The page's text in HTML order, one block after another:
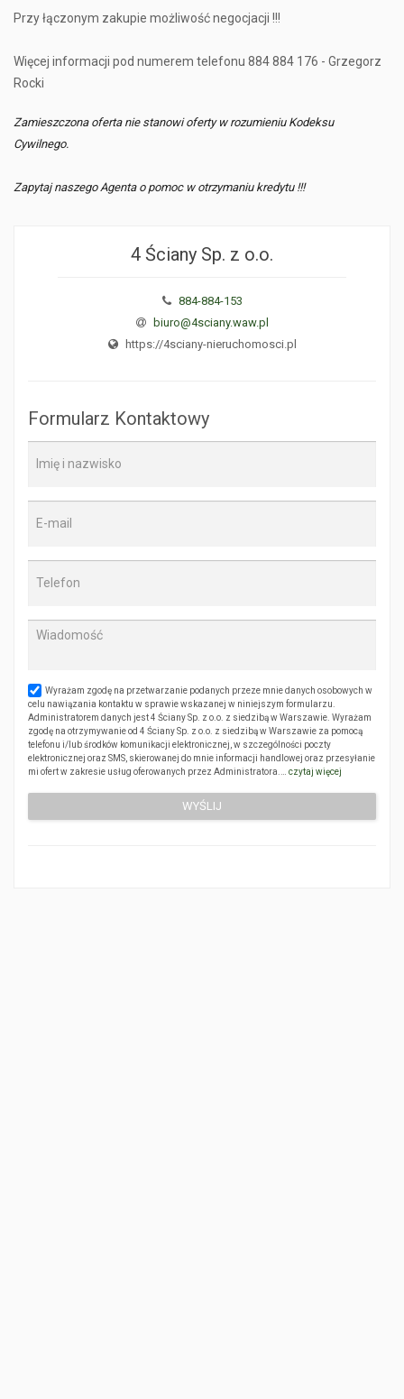
Przy łączonym zakupie możliwość negocjacji !!!
Więcej informacji pod numerem telefonu 884 884 176 - Grzegorz
Rocki
Zamieszczona oferta nie stanowi oferty w rozumieniu Kodeksu
Cywilnego.
Zapytaj naszego Agenta o pomoc w otrzymaniu kredytu !!!
4 Ściany Sp. z o.o.
884-884-153
biuro@4sciany.waw.pl
https://4sciany-nieruchomosci.pl
Formularz Kontaktowy
Wyrażam zgodę na przetwarzanie podanych przeze mnie danych osobowych w
celu nawiązania kontaktu w sprawie wskazanej w niniejszym formularzu.
Administratorem danych jest 4 Ściany Sp. z o.o. z siedzibą w Warszawie. Wyrażam
zgodę na otrzymywanie od 4 Ściany Sp. z o.o. z siedzibą w Warszawie za pomocą
telefonu i/lub środków komunikacji elektronicznej, w szczególności poczty
elektronicznej oraz SMS, skierowanej do mnie informacji handlowej oraz przesyłanie
mi ofert w zakresie usług oferowanych przez Administratora.… czytaj więcej